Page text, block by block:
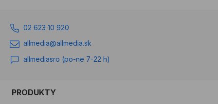
02 623 10 920
allmedia@allmedia.sk
allmediasro (po-ne 7-22 h)
PRODUKTY